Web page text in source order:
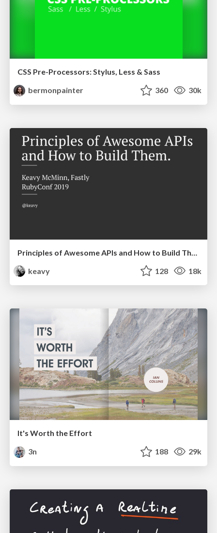
CSS Pre-Processors: Stylus, Less & Sass
bermonpainter
360 30k
keavy
128 18k
It's Worth the Effort
3n
188 29k